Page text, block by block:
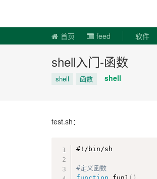
首页 feed 软件
shell入门-函数
shell 函数 shell
test.sh：
#!/bin/sh
#定义函数